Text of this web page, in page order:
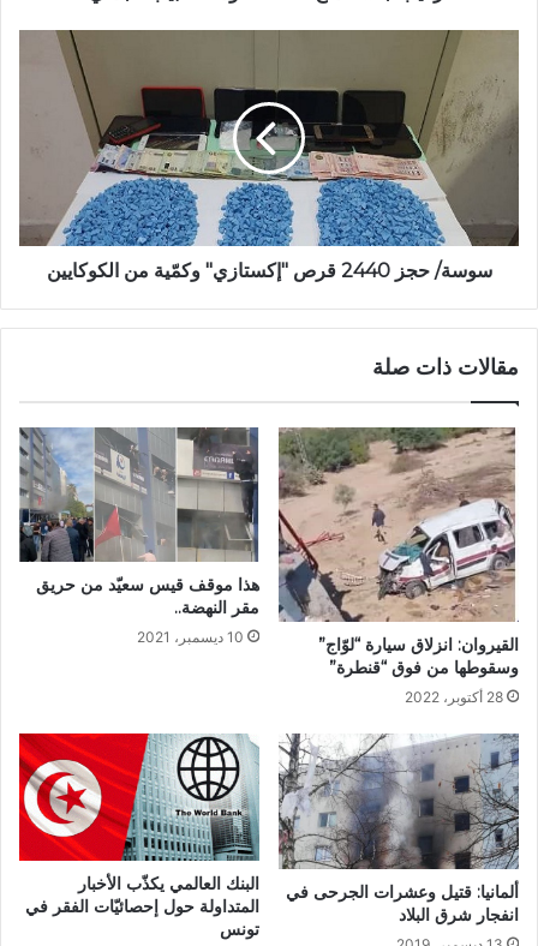
سوسة/ حجز 2440 قرص "إكستازي" وكمّية من الكوكايين
مقالات ذات صلة
القيروان: انزلاق سيارة “لوّاج”
وسقوطها من فوق “قنطرة”
28 أكتوبر، 2022
هذا موقف قيس سعيّد من حريق
مقر النهضة..
10 ديسمبر، 2021
ألمانيا: قتيل وعشرات الجرحى في
انفجار شرق البلاد
البنك العالمي يكذّب الأخبار
المتداولة حول إحصائيّات الفقر في
تونس